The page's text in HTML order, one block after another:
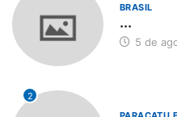
BRASIL
...
5 de
2